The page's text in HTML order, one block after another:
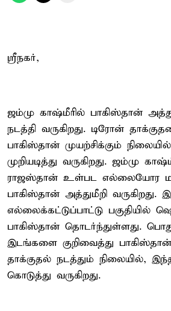
ஸ்ரீநகர்,
ஜம்மு காஷ்மீரில் பாகிஸ்தான்
நடத்தி வருகிறது. டிரோன்
பாகிஸ்தான் முயற்சிக்கும்
முறியடித்து வருகிறது. ஜம்மு
ராஜஸ்தான் உள்பட எல்லையோர
பாகிஸ்தான் அத்துமீறி வருகிறது.
எல்லைக்கட்டுப்பாட்டு பகுதியில்
பாகிஸ்தான் தொடர்ந்துள்ளது.
இடங்களை குறிவைத்து
தாக்குதல் நடத்தும் நிலையில்,
கொடுத்து வருகிறது.